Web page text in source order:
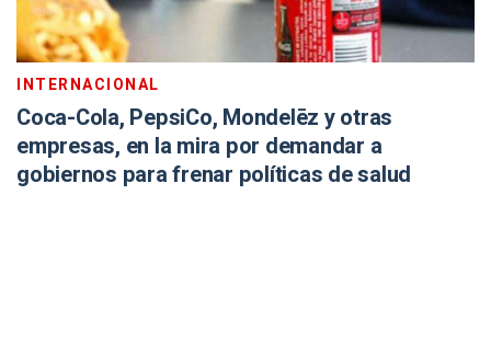
INTERNACIONAL
Coca-Cola, PepsiCo, Mondelēz y otras
empresas, en la mira por demandar a
gobiernos para frenar políticas de salud